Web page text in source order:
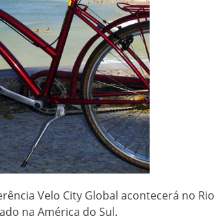
Velo City Global acontecerá no Rio
na América do Sul.